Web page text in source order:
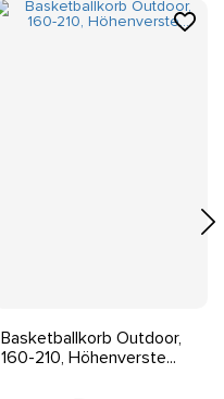
Basketballkorb Outdoor,
160-210, Höhenverste...